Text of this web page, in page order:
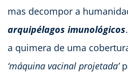
mas decompor a
arquipélagos imunológicos
a quimera de uma
‘máquina vacinal projetada’